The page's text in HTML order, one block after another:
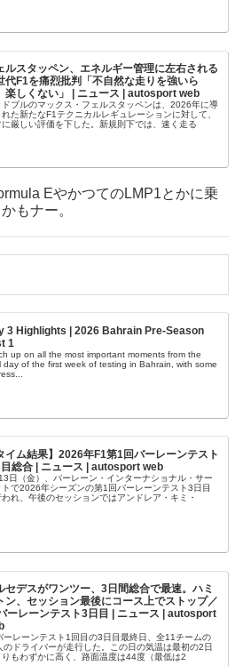
ルスタッペン、エネルギー管理に左右される
代F1を痛烈批判「不自然な走りを強いら
楽しくない」 | ニュース | autosport web
ドブルのマックス・フェルスタッペンは、2026年に導
れた新たなF1テクニカルレギュレーションに対して、
に厳しい評価を下した。新規則下では、速く走る
EやかつてのLMP1とかに乗
もナー。
3 Highlights | 2026 Bahrain Pre-Season
1
up on all the most important moments from the
day of the first week of testing in Bahrain, with some
イム結果】2026年F1第1回バーレーンテスト
総合 | ニュース | autosport web
日（金）、バーレーン・インターナショナル・サー
トで2026年シーズンの第1回バーレーンテスト3日目
われ、午後のセッションではアンドレア・キミ・
セデスがワンツー、3日間総合で最速。ハミ
ン、セッション最後にコース上でストップ／
ーレーンテスト3日目 | ニュース | autosport
ーレーンテスト1回目の3日目最終日、全11チームの
のドライバーが走行した。この日の気温は最初の2日
りもわずかに高く、路面温度は44度（最低は2